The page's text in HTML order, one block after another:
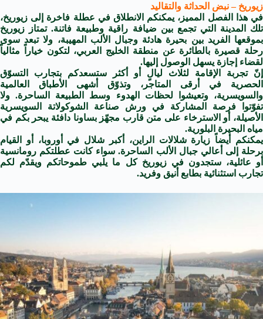
زيوريخ – نبض الحداثة والتقاليد
في هذا الفصل المميز، يمكنكم الانطلاق في عطلة فاخرة إلى زيوريخ،
تلك المدينة التي تجمع بين ضيافة راقية وطبيعة فاتنة. تمتاز زيوريخ
بموقعها الفريد بين بحيرة هادئة وجبال الألب المهيبة، ولا تبعد سوى
رحلة قصيرة بالطائرة عن منطقة الخليج العربي، لتكون خياراً مثالياً
لقضاء إجازة يسهل الوصول إليها.
إنّ تجربة الإقامة لثلاث ليالٍ أو أكثر ستسعدكم بتجارب التسوّق
الحصرية في أرقى المتاجر، وتذوّق أشهى الأطباق العالمية
والسويسرية، وتعيشوا لحظات الهدوء وسط الطبيعة الساحرة. ولا
تفوّتوا فرصة المشاركة في ورش صناعة الشوكولاتة السويسرية
الأصيلة، أو الاسترخاء على متن قارب مجهّز بساونا دافئة يبحر بكم في
مياه البحيرة البلورية.
يمكنكم أيضاً زيارة شلالات الراين، أكبر شلال في أوروبا، أو القيام
برحلة إلى أعالي جبال الألب الساحرة. سواء كانت عطلتكم رومانسية
أو عائلية، ستجدون في زيوريخ كل ما يلبي طموحاتكم ويقدّم لكم
تجارب استثنائية بطابع أنيق وفريد.